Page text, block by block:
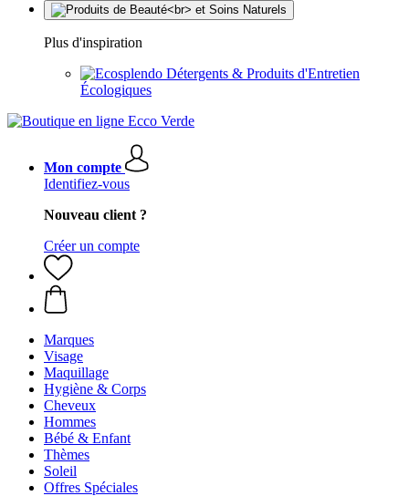
Plus d'inspiration
Détergents & Produits d'Entretien
Écologiques
Mon compte
Identifiez-vous
Nouveau client ?
Créer un compte
Marques
Visage
Maquillage
Hygiène & Corps
Cheveux
Hommes
Bébé & Enfant
Thèmes
Soleil
Offres Spéciales